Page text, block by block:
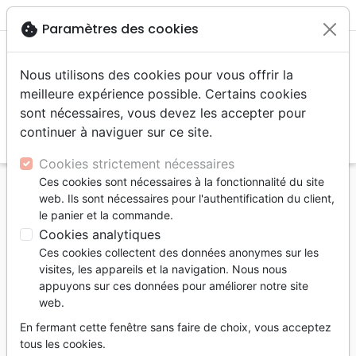
menu
Accueil Auteurs Parker André
André Parker
Liste des produits par auteur
Filtrertune
Jeunesse Bandes dessinées 6 - 9 ans
cookie Paramètres des cookies
Nous utilisons des cookies pour vous offrir la
meilleure expérience possible. Certains cookies
sont nécessaires, vous devez les accepter pour
continuer à naviguer sur ce site.
Cookies strictement nécessaires
Ces cookies sont nécessaires à la fonctionnalité du site
web. Ils sont nécessaires pour l'authentification du client,
le panier et la commande.
Cookies analytiques
Ces cookies collectent des données anonymes sur les
visites, les appareils et la navigation. Nous nous
appuyons sur ces données pour améliorer notre site
web.
En fermant cette fenêtre sans faire de choix, vous acceptez
tous les cookies.